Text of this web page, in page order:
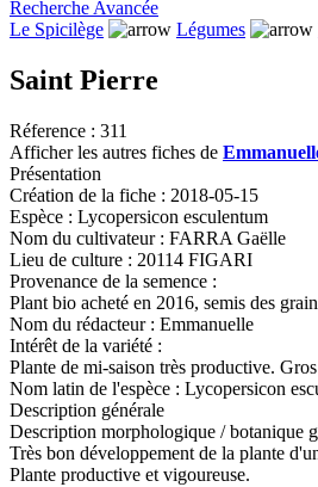
Recherche Avancée
Le Spicilège
Légumes
Saint Pierre
Réference : 311
Afficher les autres fiches de
Présentation
Création de la fiche : 2018-05-15
Espèce : Lycopersicon esculentum
Nom du cultivateur : FARRA Gaëlle
Lieu de culture : 20114 FIGARI
Provenance de la semence :
Plant bio acheté en 2016, semis des
Nom du rédacteur : Emmanuelle
Intérêt de la variété :
Plante de mi-saison très productive.
Nom latin de l'espèce : Lycopersicon
Description générale
Description morphologique / botanique
Très bon développement de la plante
Plante productive et vigoureuse.